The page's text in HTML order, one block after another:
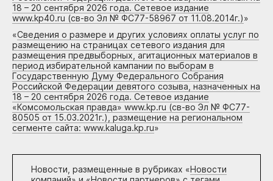
18 – 20 сентября 2026 года. Сетевое издание
www.kp40.ru (св-во Эл № ФС77-58967 от 11.08.2014г.)»
«Сведения о размере и других условиях оплаты услуг по
размещению на страницах сетевого издания для
размещения предвыборных, агитационных материалов в
период избирательной кампании по выборам в
Государственную Думу Федерального Собрания
Российской Федерации девятого созыва, назначенных на
18 – 20 сентября 2026 года. Сетевое издание
«Комсомольская правда» www.kp.ru (св-во Эл № ФС77-
80505 от 15.03.2021г.), размещение на региональном
сегменте сайта: www.kaluga.kp.ru»
Новости, размещенные в рубриках «Новости